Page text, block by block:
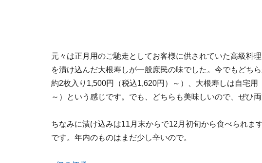
元々は正月用のご馳走としてお客様に供されていた高級料
を漬け込んだ大根寿しが一般庶民の味でした。今でもどち
約2枚入り1,500円（税込1,620円）～）、大根寿しは自宅用
～）という感じです。でも、どちらも美味しいので、ぜひ
ちなみに漬け込みは11月末からで12月初旬から食べられま
です。年内のものはまだ少し辛いので。